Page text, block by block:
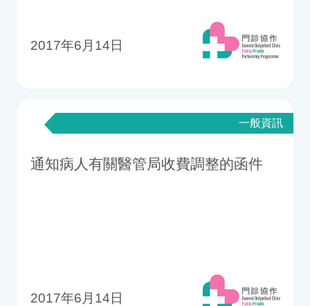
2017年6月14日
一般資訊
通知病人有關醫管局收費調整的函件
2017年6月14日